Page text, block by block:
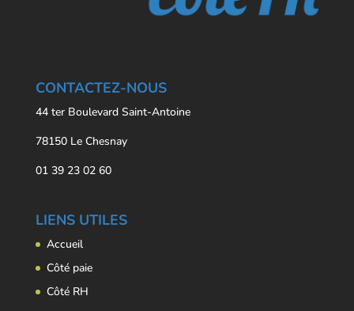
CONTACTEZ-NOUS
44 ter Boulevard Saint-Antoine
78150 Le Chesnay
01 39 23 02 60
LIENS UTILES
Accueil
Côté paie
Côté RH